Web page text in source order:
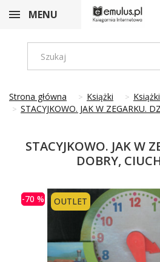
MENU
Strona główna Książki
STACYJKOWO. JAK W ZEGARKU.
STACYJKOWO. JAK W
DOBRY,
-70 % OUTLET